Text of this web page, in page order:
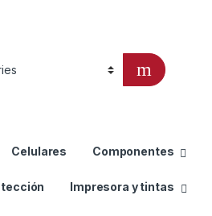
Celulares Componentes
Impresora y tintas